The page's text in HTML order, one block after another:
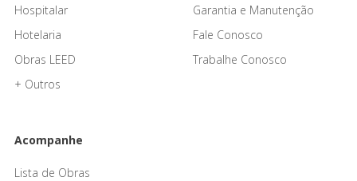
Hospitalar
Hotelaria
Obras LEED
+ Outros
Garantia e Manutenção
Fale Conosco
Trabalhe Conosco
Acompanhe
Lista de Obras